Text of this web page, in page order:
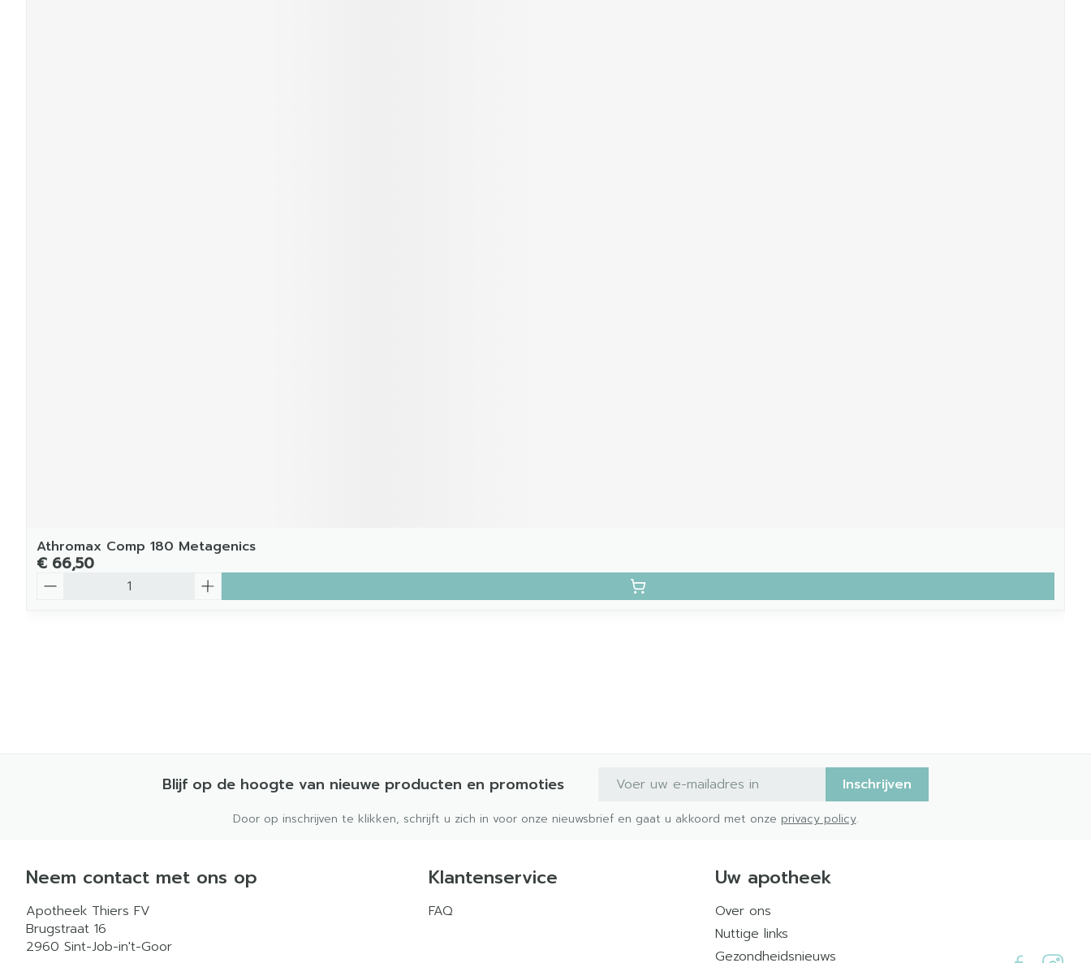
Athromax Comp 180 Metagenics
€ 66,50
Blijf op de hoogte van nieuwe producten en promoties Inschrijven
Door op inschrijven te klikken, schrijft u zich in voor onze nieuwsbrief en gaat u akkoord met onze privacy policy.
Neem contact met ons op
Apotheek Thiers FV
Brugstraat 16
2960 Sint-Job-in't-Goor
Klantenservice
FAQ
Uw apotheek
Over ons
Nuttige links
Gezondheidsnieuws